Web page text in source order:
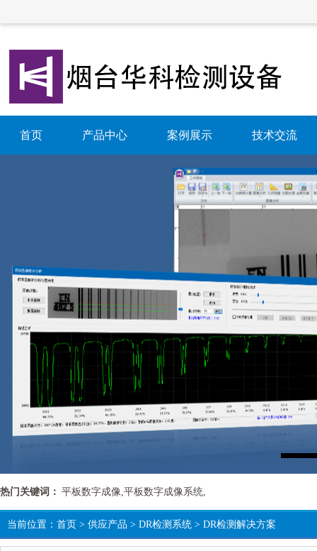
首页 产品中心 案例展示 技术交流
热门关键词： 平板数字成像,平板数字成像系统,
当前位置： 首页 > 供应产品 > DR检测系统 > DR检测解决方案